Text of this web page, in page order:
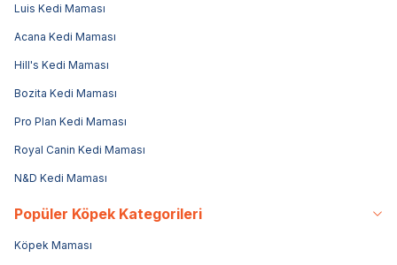
Luis Kedi Maması
Acana Kedi Maması
Hill's Kedi Maması
Bozita Kedi Maması
Pro Plan Kedi Maması
Royal Canin Kedi Maması
N&D Kedi Maması
Popüler Köpek Kategorileri
Köpek Maması